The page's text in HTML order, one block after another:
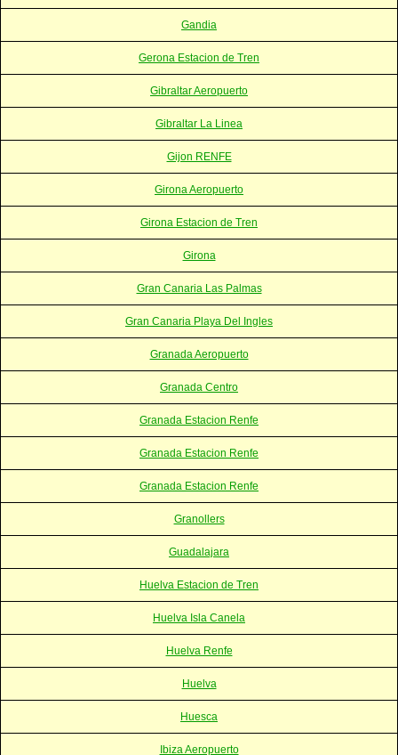
Gandia
Gerona Estacion de Tren
Gibraltar Aeropuerto
Gibraltar La Linea
Gijon RENFE
Girona Aeropuerto
Girona Estacion de Tren
Girona
Gran Canaria Las Palmas
Gran Canaria Playa Del Ingles
Granada Aeropuerto
Granada Centro
Granada Estacion Renfe
Granada Estacion Renfe
Granada Estacion Renfe
Granollers
Guadalajara
Huelva Estacion de Tren
Huelva Isla Canela
Huelva Renfe
Huelva
Huesca
Ibiza Aeropuerto